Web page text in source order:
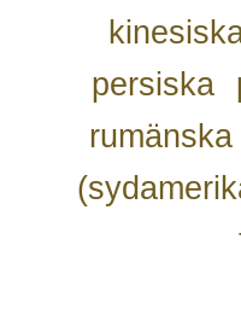
persiska
rumänska